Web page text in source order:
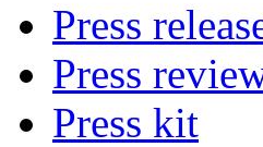
Press
Press
Press kit